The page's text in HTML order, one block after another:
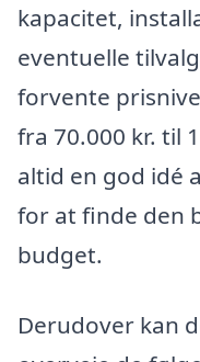
kapacitet,
eventuelle
forvente
fra 70.000 kr. til
altid en god idé
for at finde den
budget.
Derudover kan